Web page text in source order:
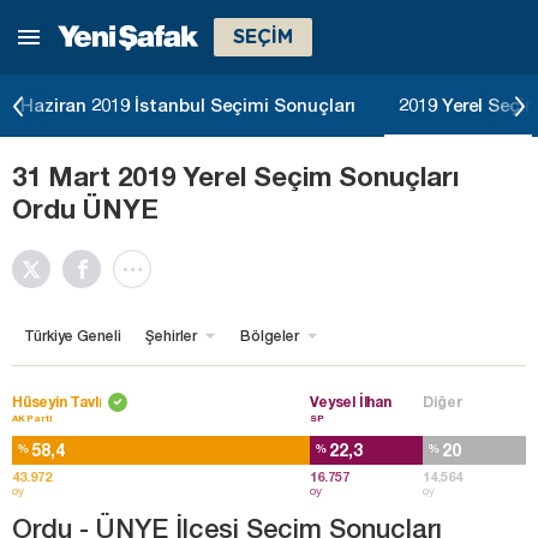
SEÇİM
Haziran 2019 İstanbul Seçimi Sonuçları 2019 Yerel
31 Mart 2019 Yerel Seçim Sonuçları
Ordu ÜNYE
Türkiye Geneli Şehirler Bölgeler
Hüseyin Tavlı
AK Parti
%58,4
43.972
oy
Veysel İlhan
SP
% 22,3
16.757
oy
Diğer
% 20
14.564
oy
Ordu - ÜNYE İlçesi Seçim Sonuçları